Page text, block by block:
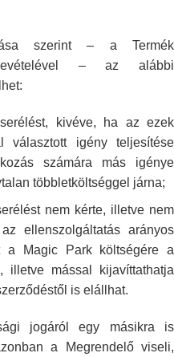
szerint – a Termék
– az alábbi
kivéve, ha az ezek
igény teljesítése
számára más igénye
többletköltséggel járna;
nem kérte, illetve nem
ellenszolgáltatás arányos
a MagicPark költségére a
illetve mással
kijavíttathatja
is elállhat.
jogáról egy másikra is
a Megrendelő viseli,